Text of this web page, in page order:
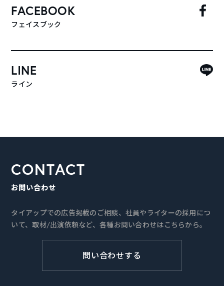
FACEBOOK
フェイスブック
LINE
ライン
CONTACT
お問い合わせ
タイアップでの広告掲載のご相談、社員やライターの採用につ
いて、取材/出演依頼など、各種お問い合わせはこちらから。
問い合わせする